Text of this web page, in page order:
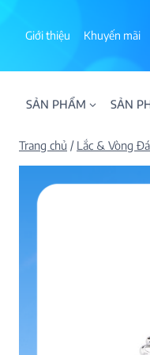
Giới thiệu Khuyến mãi
SẢN PHẨM SẢN
Trang chủ / Lắc & Vòng